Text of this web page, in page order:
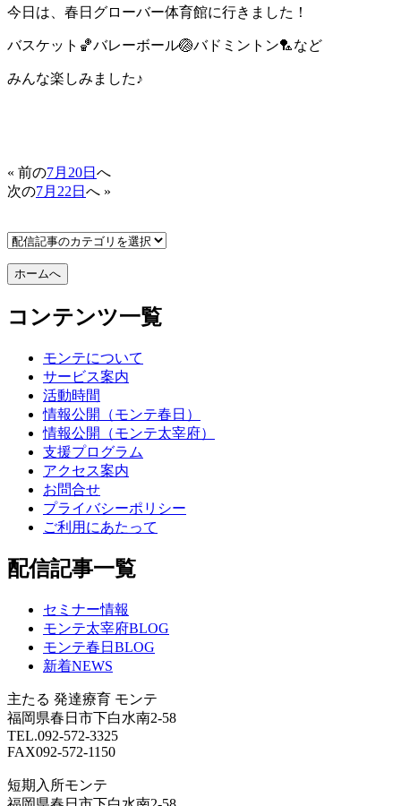
今日は、春日グローバー体育館に行きました！
バスケット🏀バレーボール🏐バドミントン🏸など
みんな楽しみました♪
« 前の7月20日 へ
次の7月22日 へ »
コンテンツ一覧
モンテについて
サービス案内
活動時間
情報公開（モンテ春日）
情報公開（モンテ太宰府）
支援プログラム
アクセス案内
お問合せ
プライバシーポリシー
ご利用にあたって
配信記事一覧
セミナー情報
モンテ太宰府BLOG
モンテ春日BLOG
新着NEWS
主たる 発達療育 モンテ
福岡県春日市下白水南2-58
TEL.092-572-3325
FAX092-572-1150
短期入所モンテ